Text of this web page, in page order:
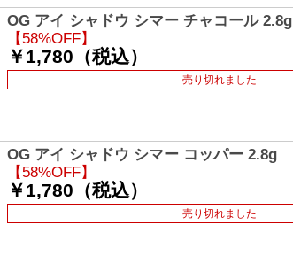
OG アイ シャドウ シマー チャコール 2.8g
【58%OFF】
￥1,780（税込）
売り切れました
OG アイ シャドウ シマー コッパー 2.8g
【58%OFF】
￥1,780（税込）
売り切れました